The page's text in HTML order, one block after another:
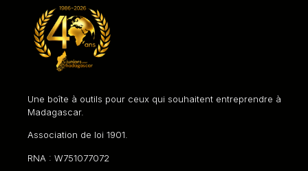
Une boîte à outils pour ceux qui souhaitent entreprendre à
Madagascar.
Association de loi 1901.
RNA : W751077072